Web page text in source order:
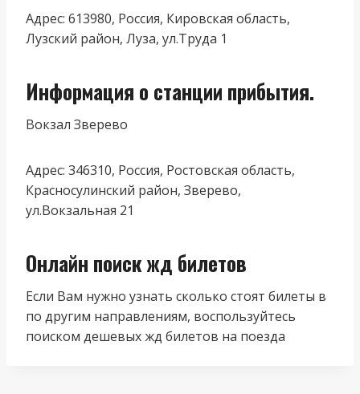
Адрес: 613980, Россия, Кировская область,
Лузский район, Луза, ул.Труда 1
Информация о станции прибытия.
Вокзал Зверево
Адрес: 346310, Россия, Ростовская область,
Красносулинский район, Зверево,
ул.Вокзальная 21
Онлайн поиск жд билетов
Если Вам нужно узнать сколько стоят билеты в
по другим направлениям, воспользуйтесь
поиском дешевых жд билетов на поезда